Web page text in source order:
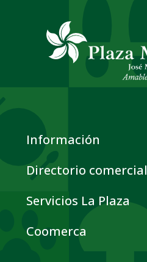
Información
Directorio comercial
Servicios La Plaza
Coomerca